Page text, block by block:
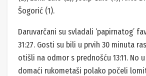
Šogorić (1).
Daruvarčani su svladali ‘papirnatog’
31:27. Gosti su bili u prvih 30 minuta
otišli na odmor s prednošću 13:11. No
domaći rukometaši polako počeli